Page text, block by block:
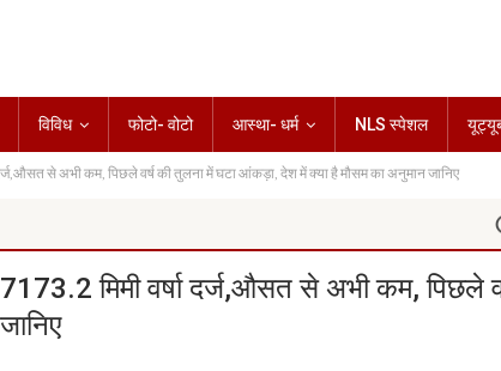
विविध फोटो- वोटो आस्था- धर्म NLS स्पेशल
से अभी कम, पिछले वर्ष की तुलना में घटा आंकड़ा, देश में क्या है मौसम का अनुमान जानिए
आखिरकार
मिमी वर्षा दर्ज,औसत से अभी कम, पिछले